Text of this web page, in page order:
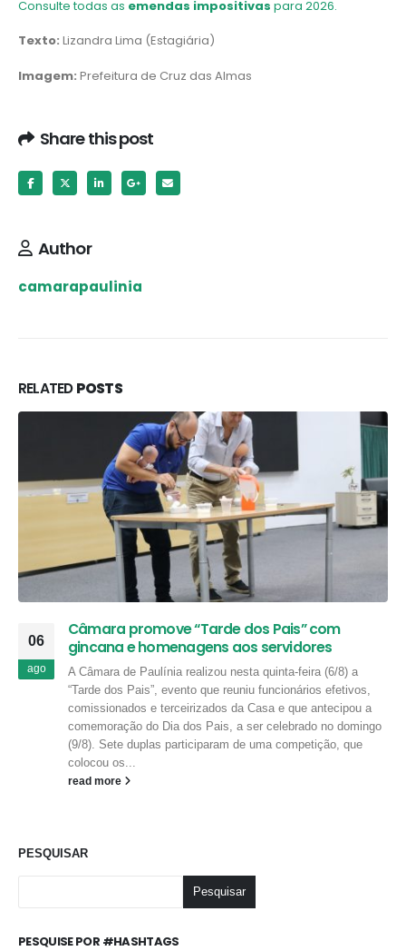
Consulte todas as emendas impositivas para 2026.
Texto: Lizandra Lima (Estagiária)
Imagem: Prefeitura de Cruz das Almas
Share this post
Author
camarapaulinia
RELATEDPOSTS
06
ago
Câmara promove “Tarde dos Pais” com
gincana e homenagens aos servidores
A Câmara de Paulínia realizou nesta quinta-feira (6/8) a
“Tarde dos Pais”, evento que reuniu funcionários efetivos,
comissionados e terceirizados da Casa e que antecipou a
comemoração do Dia dos Pais, a ser celebrado no domingo
(9/8). Sete duplas participaram de uma competição, que
colocou os...
read more
PESQUISAR
Pesquisar
PESQUISE POR #HASHTAGS